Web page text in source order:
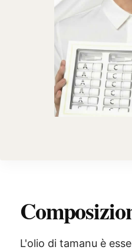
L'olio di tamanu è